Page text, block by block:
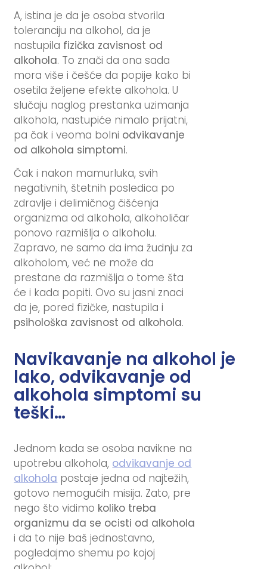
A, istina je da je osoba stvorila
toleranciju na alkohol, da je
nastupila fizička zavisnost od
alkohola. To znači da ona sada
mora više i češće da popije kako bi
osetila željene efekte alkohola. U
slučaju naglog prestanka uzimanja
alkohola, nastupiće nimalo prijatni,
pa čak i veoma bolni odvikavanje
od alkohola simptomi.
Čak i nakon mamurluka, svih
negativnih, štetnih posledica po
zdravlje i delimičnog čišćenja
organizma od alkohola, alkoholičar
ponovo razmišlja o alkoholu.
Zapravo, ne samo da ima žudnju za
alkoholom, već ne može da
prestane da razmišlja o tome šta
će i kada popiti. Ovo su jasni znaci
da je, pored fizičke, nastupila i
psihološka zavisnost od alkohola.
Navikavanje na alkohol je
lako, odvikavanje od
alkohola simptomi su
teški…
Jednom kada se osoba navikne na
upotrebu alkohola, odvikavanje od
alkohola postaje jedna od najtežih,
gotovo nemogućih misija. Zato, pre
nego što vidimo koliko treba
organizmu da se ocisti od alkohola
i da to nije baš jednostavno,
pogledajmo shemu po kojoj